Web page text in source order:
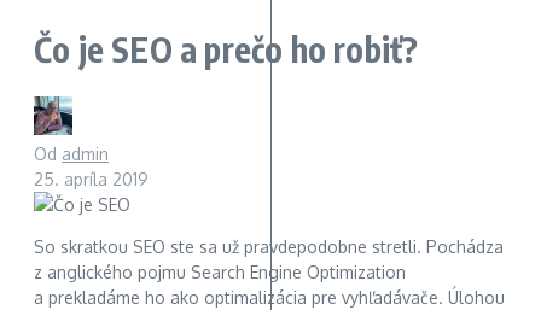
Čo je SEO a prečo ho robiť?
Od admin
25. apríla 2019
So skratkou SEO ste sa už pravdepodobne stretli. Pochádza
z anglického pojmu Search Engine Optimization
a prekladáme ho ako optimalizácia pre vyhľadávače. Úlohou